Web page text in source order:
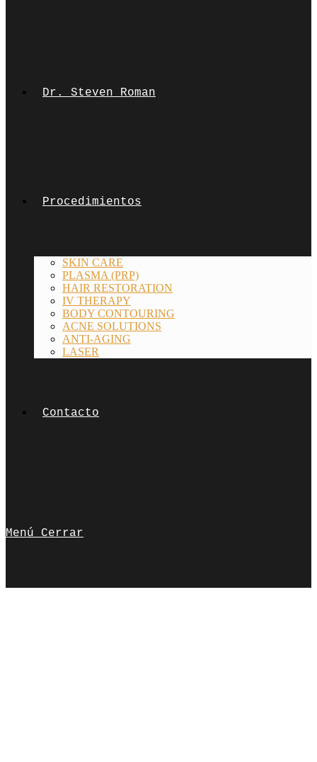
Dr. Steven Roman
Procedimientos
SKIN CARE
PLASMA (PRP)
HAIR RESTORATION
IV THERAPY
BODY CONTOURING
ACNE SOLUTIONS
ANTI-AGING
LASER
Contacto
Menú Cerrar